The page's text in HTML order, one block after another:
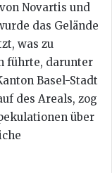
Novartis und
das Gelände
was zu
führte, darunter
Basel-Stadt
des Areals, zog
über